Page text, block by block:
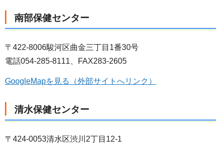
南部保健センター
〒422-8006駿河区曲金三丁目1番30号
電話054-285-8111、FAX283-2605
GoogleMapを見る（外部サイトへリンク）
清水保健センター
〒424-0053清水区渋川2丁目12-1